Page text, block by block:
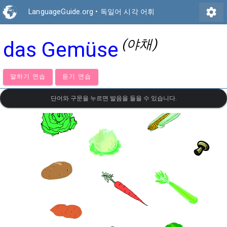
LanguageGuide.org • 독일어 시각 어휘 settings
das Gemüse (야채)
말하기 연습 듣기 연습
단어와 구문을 누르면 발음을 들을 수 있습니다.